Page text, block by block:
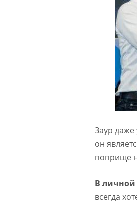
Заур даже
он
поприще
В личной
всегда